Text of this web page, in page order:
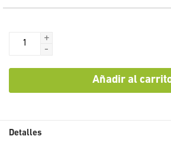
+
-
Añadir al
Detalles